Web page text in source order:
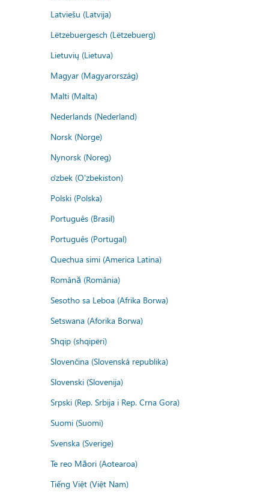
Latviešu (Latvija)
Lëtzebuergesch (Lëtzebuerg)
Lietuvių (Lietuva)
Magyar (Magyarország)
Malti (Malta)
Nederlands (Nederland)
Norsk (Norge)
Nynorsk (Noreg)
o'zbek (O'zbekiston)
Polski (Polska)
Português (Brasil)
Português (Portugal)
Quechua simi (America Latina)
Română (România)
Sesotho sa Leboa (Afrika Borwa)
Setswana (Aforika Borwa)
Shqip (shqipëri)
Slovenčina (Slovenská republika)
Slovenski (Slovenija)
Srpski (Rep. Srbija i Rep. Crna Gora)
Suomi (Suomi)
Svenska (Sverige)
Te reo Māori (Aotearoa)
Tiếng Việt (Việt Nam)